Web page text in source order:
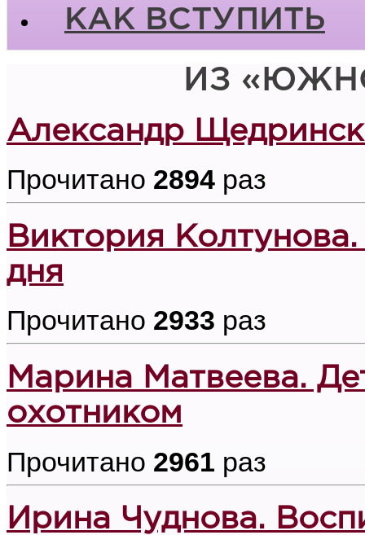
КАК ВСТУПИТЬ
ИЗ
Александр
Прочитано 2894 раз
Виктория
дня
Прочитано 2933 раз
Марина Матвеева.
охотником
Прочитано 2961 раз
Ирина Чуднова.